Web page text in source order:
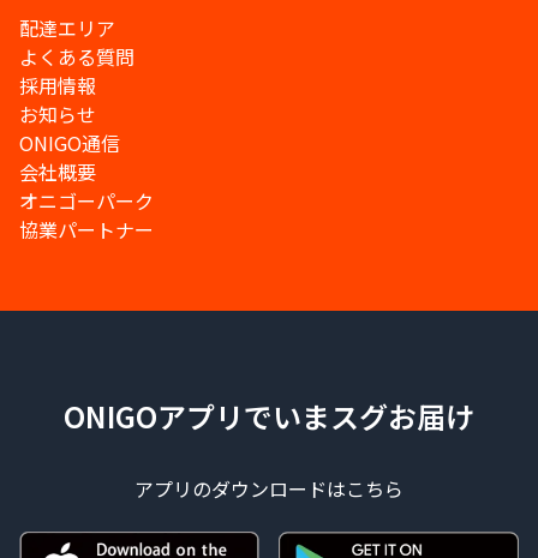
配達エリア
よくある質問
採用情報
お知らせ
ONIGO通信
会社概要
オニゴーパーク
協業パートナー
ONIGOアプリでいまスグお届け
アプリのダウンロードはこちら